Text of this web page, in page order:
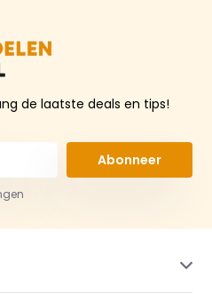
de laatste deals en tips!
Abonneer